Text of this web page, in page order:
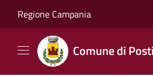
Regione Campania
Comune di